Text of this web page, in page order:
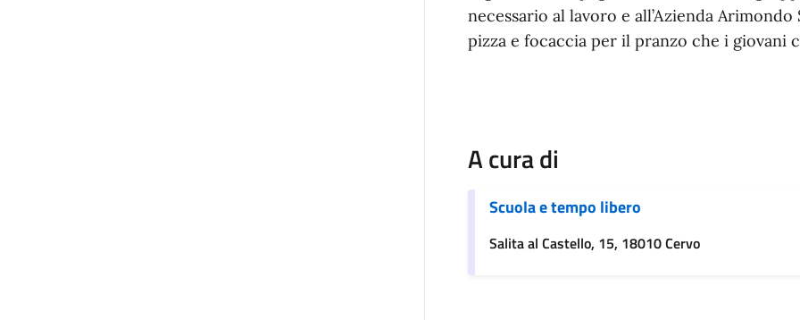
necessario al lavoro e all’Azienda
pizza e focaccia per il pranzo che i giovani
A cura di
Scuola e tempo libero
Salita al Castello, 15, 18010 Cervo